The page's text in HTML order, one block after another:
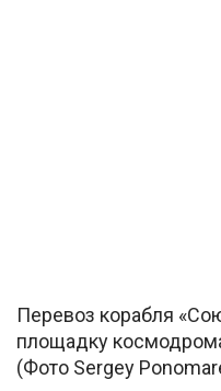
Перевоз корабля
площадку
(Фото Sergey